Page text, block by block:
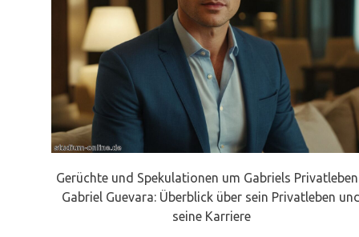
Gerüchte und Spekulationen um Gabriels
Gabriel Guevara: Überblick über sein Privatleben
seine Karriere